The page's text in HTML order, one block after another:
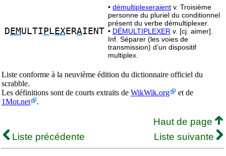
D EMULTI P L EXERAIENT
• démultiplexeraient v. Troisième
personne du pluriel du conditionnel
présent du verbe démultiplexer.
• DÉMULTIPLEXER v. [cj. aimer].
Inf. Séparer (les voies de
transmission) d’un dispositif
multiplex.
Liste conforme à la neuvième édition du dictionnaire officiel du
scrabble.
Les définitions sont de courts extraits de WikWik.org
et de
1Mot.net
.
Haut de page
Liste précédente
Liste suivante